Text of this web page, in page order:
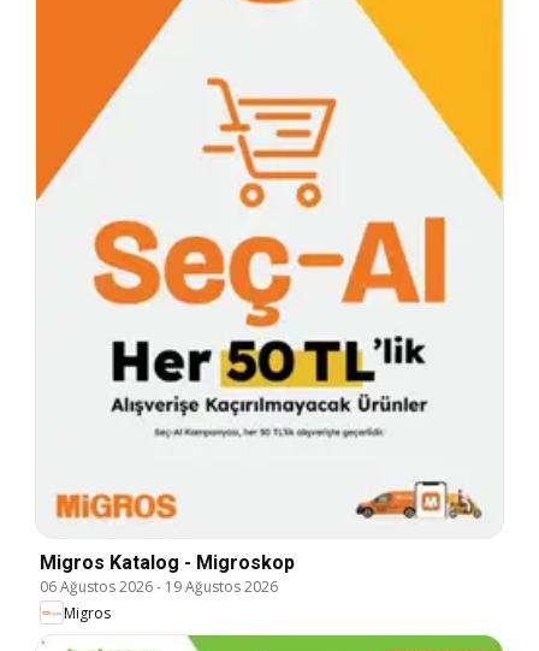
Migros Katalog - Migroskop
06 Ağustos 2026- 19 Ağustos 2026
Migros